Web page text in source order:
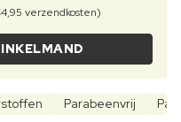
verzendkosten)
Parabeenvrij